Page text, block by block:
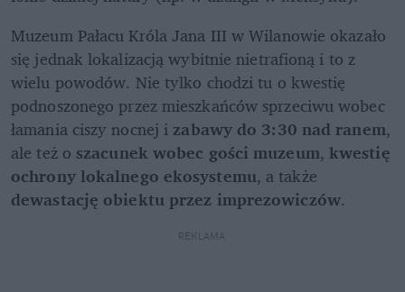
Muzeum Pałacu Króla Jana III w Wilanowie okazało
się jednak lokalizacją wybitnie nietrafioną i to z
wielu powodów. Nie tylko chodzi tu o kwestię
podnoszonego przez mieszkańców sprzeciwu wobec
łamania ciszy nocnej i zabawy do 3:30 nad ranem,
ale też o szacunek wobec gości muzeum, kwestię
ochrony lokalnego ekosystemu
dewastację obiektu przez imprezowiczów.
REKLAMA